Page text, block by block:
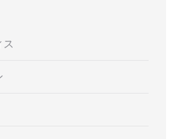
ス